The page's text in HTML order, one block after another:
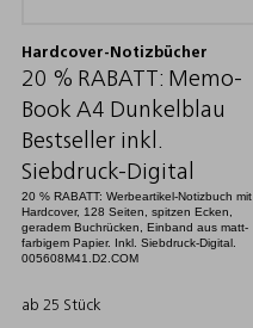
Hardcover-Notizbücher
20 % RABATT: Memo-
Book A4 Dunkelblau
Bestseller inkl.
Siebdruck-Digital
20 % RABATT: Werbeartikel-Notizbuch mit
Hardcover, 128 Seiten, spitzen Ecken,
geradem Buchrücken, Einband aus matt-
farbigem Papier. Inkl. Siebdruck-Digital.
005608M41.D2.COM
ab 25 Stück